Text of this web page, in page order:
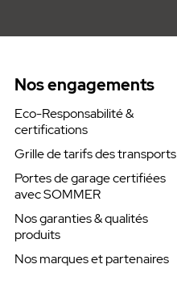
Nos engagements
Eco-Responsabilité &
certifications
Grille de tarifs des transports
Portes de garage certifiées
avec SOMMER
Nos garanties & qualités
produits
Nos marques et partenaires